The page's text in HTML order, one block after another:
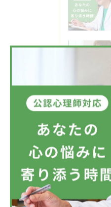
タグ
自殺 自殺
メンタルケア
ラインによる